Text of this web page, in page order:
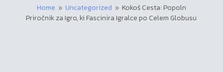
Home 9 Uncategorized 9 Kokoš Cesta: Popoln
Priročnik za Igro, ki Fascinira Igralce po Celem Globusu